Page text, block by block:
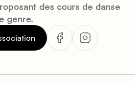
des cours de danse
genre.